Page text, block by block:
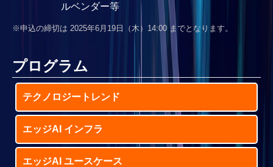
ルベンダー等
※申込の締切は 2025年6月19日（木）14:00 までとなります。
プログラム
テクノロジートレンド
エッジAI インフラ
エッジAI ユースケース